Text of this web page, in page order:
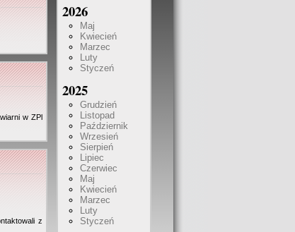
w ZPl
z
2026
Maj
Kwiecień
Marzec
Luty
Styczeń
2025
Grudzień
Listopad
Październik
Wrzesień
Sierpień
Lipiec
Czerwiec
Maj
Kwiecień
Marzec
Luty
Styczeń